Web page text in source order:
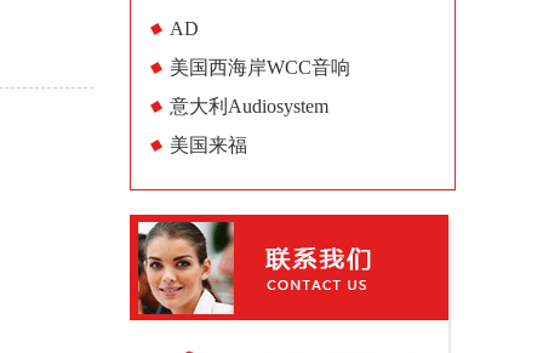
AD
美国西海岸WCC音响
意大利Audiosystem
美国来福